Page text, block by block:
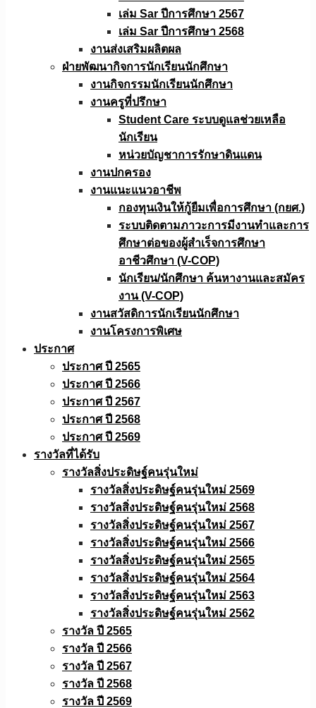
เล่ม Sar ปีการศึกษา 2567
เล่ม Sar ปีการศึกษา 2568
งานส่งเสริมผลิตผล
ฝ่ายพัฒนากิจการนักเรียนนักศึกษา
งานกิจกรรมนักเรียนนักศึกษา
งานครูที่ปรึกษา
Student Care ระบบดูแลช่วยเหลือ
นักเรียน
หน่วยบัญชาการรักษาดินแดน
งานปกครอง
งานแนะแนวอาชีพ
กองทุนเงินให้กู้ยืมเพื่อการศึกษา (กยศ.)
ระบบติดตามภาวะการมีงานทำและการ
ศึกษาต่อของผู้สำเร็จการศึกษา
อาชีวศึกษา (V-COP)
นักเรียน/นักศึกษา ค้นหางานและสมัคร
งาน (V-COP)
งานสวัสดิการนักเรียนนักศึกษา
งานโครงการพิเศษ
ประกาศ
ประกาศ ปี 2565
ประกาศ ปี 2566
ประกาศ ปี 2567
ประกาศ ปี 2568
ประกาศ ปี 2569
รางวัลที่ได้รับ
รางวัลสิ่งประดิษฐ์คนรุ่นใหม่
รางวัลสิ่งประดิษฐ์คนรุ่นใหม่ 2569
รางวัลสิ่งประดิษฐ์คนรุ่นใหม่ 2568
รางวัลสิ่งประดิษฐ์คนรุ่นใหม่ 2567
รางวัลสิ่งประดิษฐ์คนรุ่นใหม่ 2566
รางวัลสิ่งประดิษฐ์คนรุ่นใหม่ 2565
รางวัลสิ่งประดิษฐ์คนรุ่นใหม่ 2564
รางวัลสิ่งประดิษฐ์คนรุ่นใหม่ 2563
รางวัลสิ่งประดิษฐ์คนรุ่นใหม่ 2562
รางวัล ปี 2565
รางวัล ปี 2566
รางวัล ปี 2567
รางวัล ปี 2568
รางวัล ปี 2569